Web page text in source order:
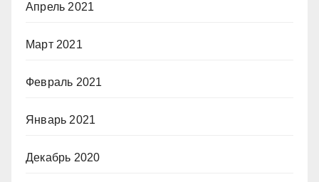
Апрель 2021
Март 2021
Февраль 2021
Январь 2021
Декабрь 2020